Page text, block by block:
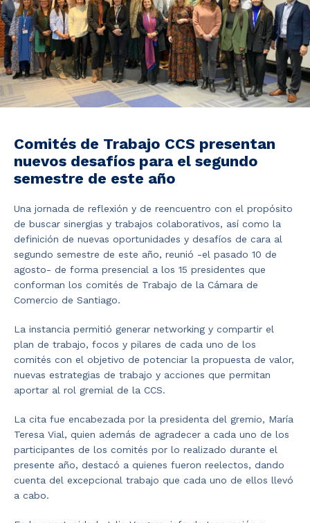
Comités de Trabajo CCS presentan
nuevos desafíos para el segundo
semestre de este año
Una jornada de reflexión y de reencuentro con el propósito
de buscar sinergias y trabajos colaborativos, así como la
definición de nuevas oportunidades y desafíos de cara al
segundo semestre de este año, reunió -el pasado 10 de
agosto- de forma presencial a los 15 presidentes que
conforman los comités de Trabajo de la Cámara de
Comercio de Santiago.
La instancia permitió generar networking y compartir el
plan de trabajo, focos y pilares de cada uno de los
comités con el objetivo de potenciar la propuesta de valor,
nuevas estrategias de trabajo y acciones que permitan
aportar al rol gremial de la CCS.
La cita fue encabezada por la presidenta del gremio, María
Teresa Vial, quien además de agradecer a cada uno de los
participantes de los comités por lo realizado durante el
presente año, destacó a quienes fueron reelectos, dando
cuenta del excepcional trabajo que cada uno de ellos llevó
a cabo.